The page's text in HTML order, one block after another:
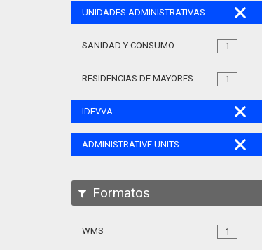
UNIDADES ADMINISTRATIVAS
1
SANIDAD Y CONSUMO
1
RESIDENCIAS DE MAYORES
IDEVVA
ADMINISTRATIVE UNITS
Formatos
1
WMS